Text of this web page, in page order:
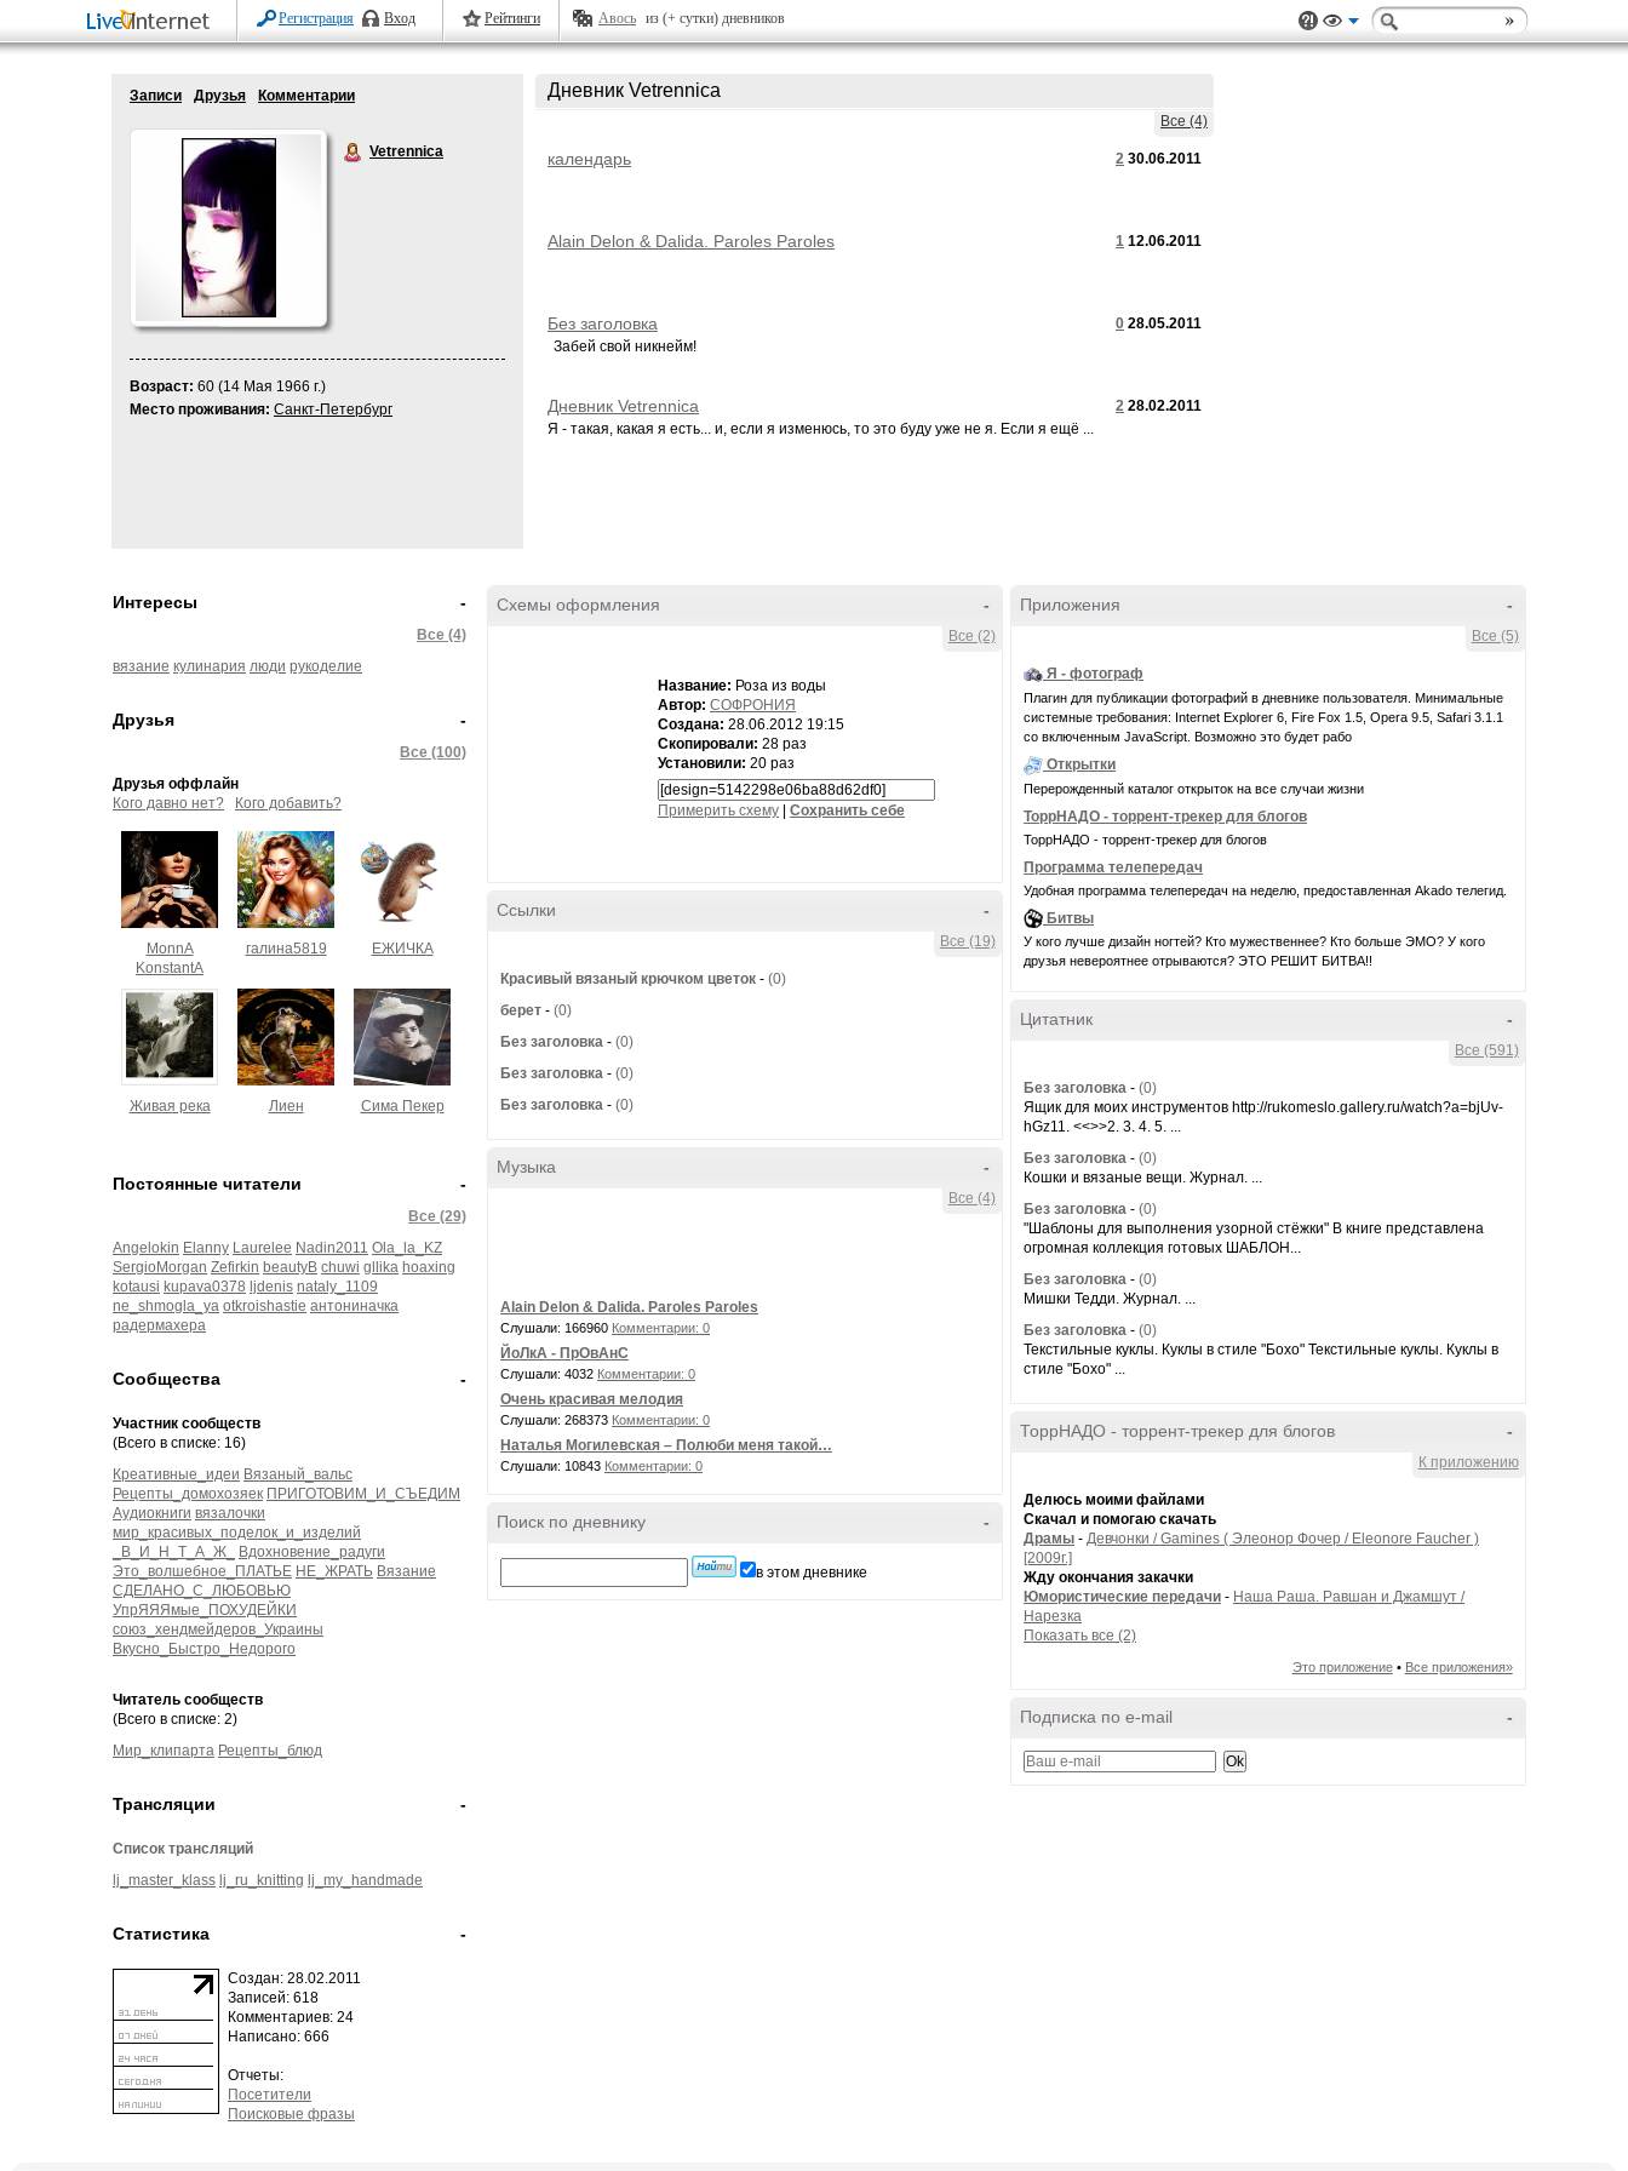
Регистрация Вход Рейтинги Авось из (+ сутки) дневников
Записи Друзья Комментарии
Vetrennica
Возраст: 60 (14 Мая 1966 г.)
Место проживания: Санкт-Петербург
Дневник Vetrennica
Все (4)
2 30.06.2011
календарь
1 12.06.2011
Alain Delon & Dalida. Paroles Paroles
0 28.05.2011
Без заголовка
Забей свой никнейм!
2 28.02.2011
Дневник Vetrennica
Я - такая, какая я есть... и, если я изменюсь, то это буду уже не я. Если я ещё ...
-
Интересы
Все (4)
вязание кулинария люди рукоделие
-
Друзья
Все (100)
Друзья оффлайн
Кого давно нет?
Кого добавить?
MonnA
KonstantA
галина5819 ЕЖИЧКА
Живая река Лиен Сима Пекер
-
Постоянные читатели
Все (29)
Angelokin Elanny Laurelee Nadin2011 Ola_la_KZ
SergioMorgan Zefirkin beautyB chuwi gllika hoaxing
kotausi kupava0378 ljdenis nataly_1109
ne_shmogla_ya otkroishastie антониначка
радермахера
-
Сообщества
Участник сообществ
(Всего в списке: 16)
Креативные_идеи Вязаный_вальс
Рецепты_домохозяек ПРИГОТОВИМ_И_СЪЕДИМ
Аудиокниги вязалочки
мир_красивых_поделок_и_изделий
_В_И_Н_Т_А_Ж_
Вдохновение_радуги
Это_волшебное_ПЛАТЬЕ НЕ_ЖРАТЬ Вязание
СДЕЛАНО_С_ЛЮБОВЬЮ
УпрЯЯЯмые_ПОХУДЕЙКИ
союз_хендмейдеров_Украины
Вкусно_Быстро_Недорого
Читатель сообществ
(Всего в списке: 2)
Мир_клипарта Рецепты_блюд
-
Трансляции
Список трансляций
lj_master_klass lj_ru_knitting lj_my_handmade
-
Статистика
Создан: 28.02.2011
Записей: 618
Комментариев: 24
Написано: 666
Отчеты:
Посетители
Поисковые фразы
-
Схемы оформления
Все (2)
Название: Роза из воды
Автор: СОФРОНИЯ
Создана: 28.06.2012 19:15
Скопировали: 28 раз
Установили: 20 раз
Примерить схему Cохранить себе
-
Ссылки
Все (19)
Красивый вязаный крючком цветок - (0)
берет - (0)
Без заголовка - (0)
Без заголовка - (0)
Без заголовка - (0)
-
Музыка
Все (4)
Alain Delon & Dalida. Paroles Paroles
Слушали: 166960 Комментарии: 0
ЙоЛкА - ПрОвАнС
Слушали: 4032 Комментарии: 0
Очень красивая мелодия
Слушали: 268373 Комментарии: 0
Наталья Могилевская – Полюби меня такой…
Слушали: 10843 Комментарии: 0
-
Поиск по дневнику
в этом дневнике
-
Приложения
Все (5)
Я - фотограф
Плагин для публикации фотографий в дневнике пользователя. Минимальные
системные требования: Internet Explorer 6, Fire Fox 1.5, Opera 9.5, Safari 3.1.1
со включенным JavaScript. Возможно это будет рабо
Открытки
Перерожденный каталог открыток на все случаи жизни
ТоррНАДО - торрент-трекер для блогов
ТоррНАДО - торрент-трекер для блогов
Программа телепередач
Удобная программа телепередач на неделю, предоставленная Akado телегид.
Битвы
У кого лучше дизайн ногтей? Кто мужественнее? Кто больше ЭМО? У кого
друзья невероятнее отрываются? ЭТО РЕШИТ БИТВА!!
-
Цитатник
Все (591)
Без заголовка - (0)
Ящик для моих инструментов http://rukomeslo.gallery.ru/watch?a=bjUv-
hGz11. <<>>2. 3. 4. 5. ...
Без заголовка - (0)
Кошки и вязаные вещи. Журнал. ...
Без заголовка - (0)
"Шаблоны для выполнения узорной стёжки" В книге представлена
огромная коллекция готовых ШАБЛОН...
Без заголовка - (0)
Мишки Тедди. Журнал. ...
Без заголовка - (0)
Текстильные куклы. Куклы в стиле "Бохо" Текстильные куклы. Куклы в
стиле "Бохо" ...
-
ТоррНАДО - торрент-трекер для блогов
К приложению
Делюсь моими файлами
Скачал и помогаю скачать
Драмы - Девчонки / Gamines ( Элеонор Фочер / Eleonore Faucher )
[2009г.]
Жду окончания закачки
Юмористические передачи - Наша Раша. Равшан и Джамшут /
Нарезка
Показать все (2)
Это приложение• Все приложения»
-
Подписка по e-mail